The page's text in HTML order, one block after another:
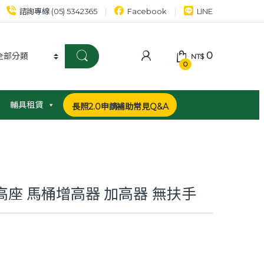
諮詢專線 (05) 5342365 Facebook LINE
0
NT$0
輔具租賃 長照2.0申請補助常見Q&A
馬桶增高器 加高器 無扶手